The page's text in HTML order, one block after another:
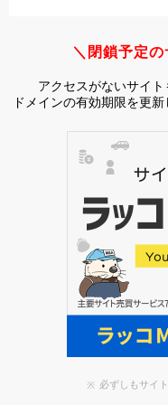
＼閉鎖予定
アクセスがないサイ
ドメインの有効期限を更
必ずしもサイ